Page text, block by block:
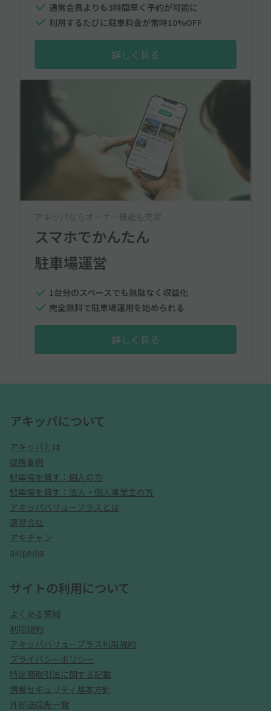
通常会員よりも3時間早く予約が可能に
利用するたびに駐車料金が常時10%OFF
詳しく見る
アキッパならオーナー機能も充実
スマホでかんたん
駐車場運営
1台分のスペースでも無駄なく収益化
完全無料で駐車場運用を始められる
詳しく見る
アキッパについて
アキッパとは
提携事例
駐車場を貸す：個人の方
駐車場を貸す：法人・個人事業主の方
アキッパバリュープラスとは
運営会社
アキチャン
akipedia
サイトの利用について
よくある質問
利用規約
アキッパバリュープラス利用規約
プライバシーポリシー
特定商取引法に関する記載
情報セキュリティ基本方針
外部送信先一覧